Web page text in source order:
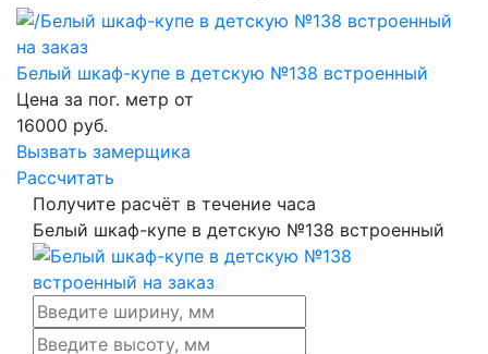
Белый шкаф-купе в детскую №138 встроенный
Цена за пог. метр от
16000 руб.
Вызвать замерщика
Рассчитать
Получите расчёт в течение часа
Белый шкаф-купе в детскую №138 встроенный